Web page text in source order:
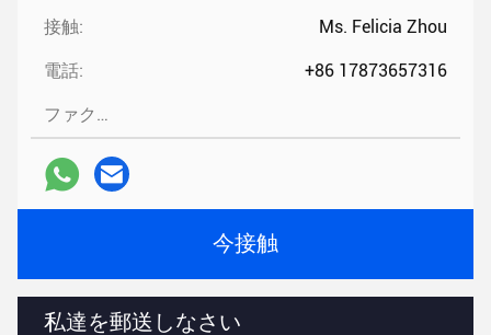
接触: Ms. Felicia Zhou
電話: +86 17873657316
ファクシミリ:
今接触
私達を郵送しなさい